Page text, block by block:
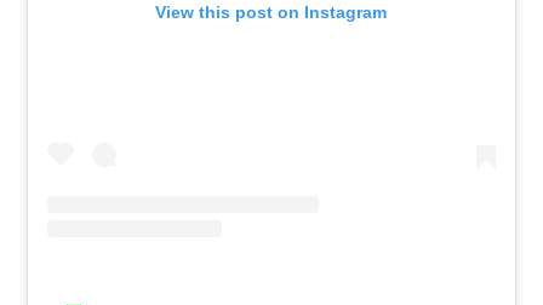
View this post on Instagram